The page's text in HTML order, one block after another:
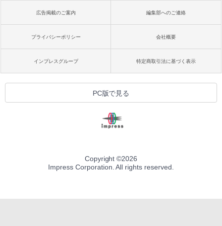
広告掲載のご案内 編集部へのご連絡
プライバシーポリシー 会社概要
インプレスグループ 特定商取引法に基づく表示
PC版で見る
Copyright ©2026
Impress Corporation. All rights reserved.